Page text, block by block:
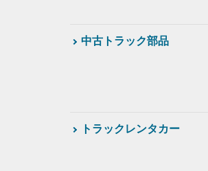
中古トラック部品
トラックレンタカー